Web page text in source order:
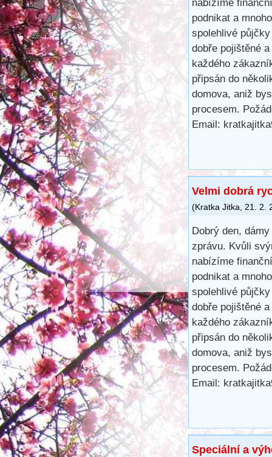
nabízíme
podnikat a
spolehlivé
dobře pojištěné
každého
připsán do
domova, aniž
procesem.
Email:
Velmi dobrá
(Kratka Jitka 21. 2.
Dobrý den,
zprávu. Kvůli
nabízíme
podnikat a
spolehlivé
dobře pojištěné
každého
připsán do
domova, aniž
procesem.
Email:
Speciální a